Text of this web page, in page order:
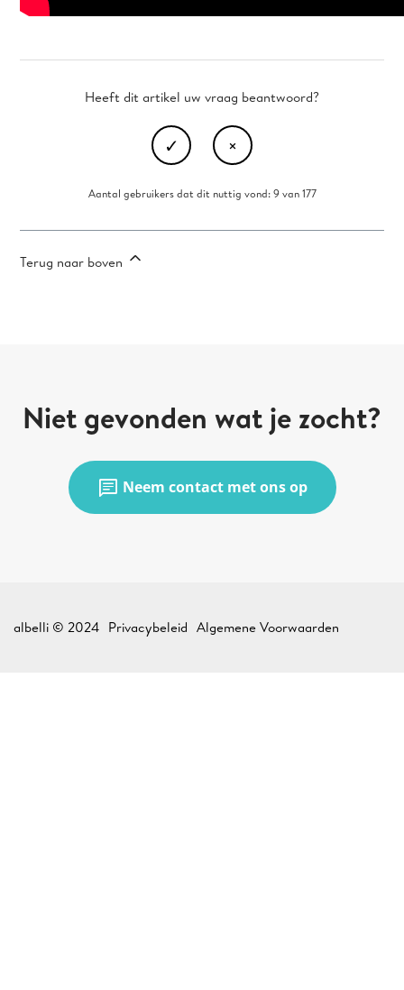
Heeft dit artikel uw vraag beantwoord?
Aantal gebruikers dat dit nuttig vond: 9 van 177
Terug naar boven
Niet gevonden wat je zocht?
chat Neem contact met ons op
albelli © 2024 Privacybeleid Algemene Voorwaarden